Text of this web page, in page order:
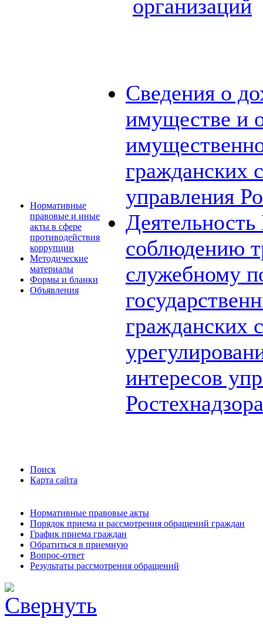
организаций
Нормативные
правовые и иные
акты в сфере
противодействия
коррупции
Методические
материалы
Формы и бланки
Объявления
Сведения о
имуществе и
гражданских
управления
соблюдению
служебному
гражданских
интересов
Ростехнадзора
Поиск
Карта сайта
Нормативные правовые акты
Порядок приема и рассмотрения обращений граждан
График приема граждан
Обратиться в приемную
Вопрос-ответ
Результаты рассмотрения обращений